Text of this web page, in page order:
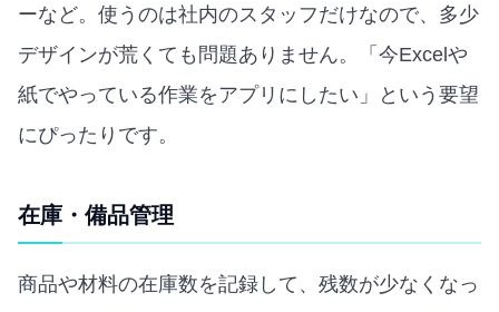
ーなど。使うのは社内のスタッフだけなので、多少
デザインが荒くても問題ありません。「今Excelや
紙でやっている作業をアプリにしたい」という要望
にぴったりです。
在庫・備品管理
商品や材料の在庫数を記録して、残数が少なくなっ